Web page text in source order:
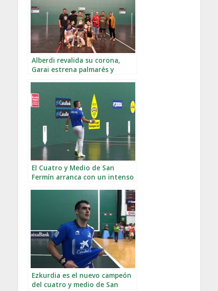
Alberdi revalida su corona,
Garai estrena palmarés y
El Cuatro y Medio de San
Fermín arranca con un intenso
Ezkurdia es el nuevo campeón
del cuatro y medio de San